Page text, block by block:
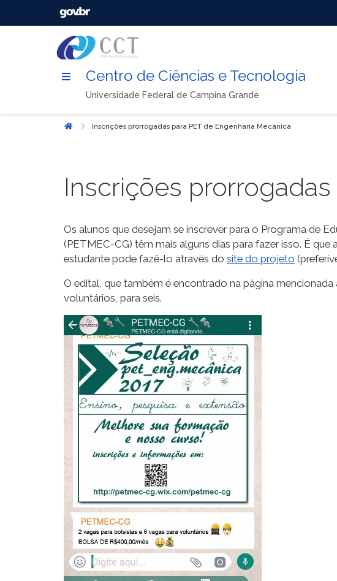
Centro de Ciências e Tecnologia
Universidade Federal de Campina Grande
Início Inscrições prorrogadas para PET de Engenharia Mecânica
Inscrições
Os alunos que desejam se inscrever para o Programa de
(PETMEC-CG) têm mais alguns dias para fazer isso. É que
estudante pode fazê-lo através do site do projeto
O edital, que também é encontrado na página
voluntários, para seis.